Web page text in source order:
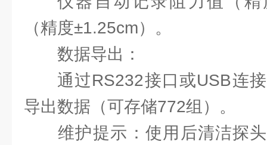
（精度±1.25cm）。
‌数据导出‌：
通过RS232接口或USB连
导出数据（可存储772组）。
维护提示‌：使用后清洁探